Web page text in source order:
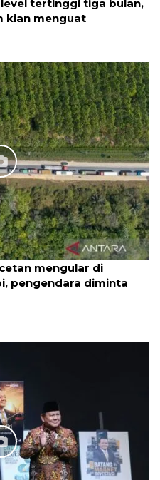
tertinggi tiga bulan,
kian menguat
mengular di
pengendara diminta